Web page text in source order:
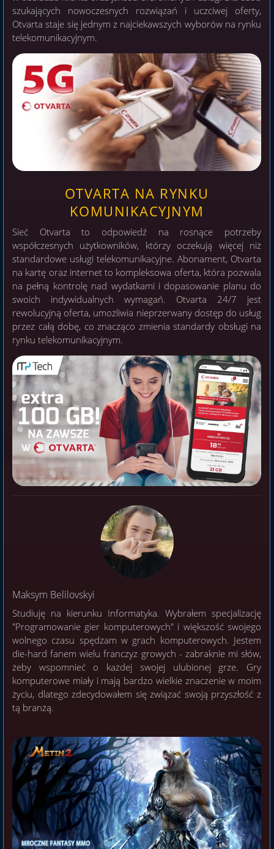
szukających nowoczesnych rozwiązań i uczciwej oferty,
Otvarta staje się jednym z najciekawszych wyborów na rynku
telekomunikacyjnym.
OTVARTA NA RYNKU
KOMUNIKACYJNYM
Sieć Otvarta to odpowiedź na rosnące potrzeby
współczesnych użytkowników, którzy oczekują więcej niż
standardowe usługi telekomunikacyjne. Abonament, Otvarta
na kartę oraz internet to kompleksowa oferta, która pozwala
na pełną kontrolę nad wydatkami i dopasowanie planu do
swoich indywidualnych wymagań. Otvarta 24/7 jest
rewolucyjną oferta, umożliwia nieprzerwany dostęp do usług
przez całą dobę, co znacząco zmienia standardy obsługi na
rynku telekomunikacyjnym.
Maksym Belilovskyi
Studiuję na kierunku Informatyka. Wybrałem specjalizację
"Programowanie gier komputerowych" i większość swojego
wolnego czasu spędzam w grach komputerowych. Jestem
die-hard fanem wielu franczyz growych - zabraknie mi słów,
żeby wspomnieć o każdej swojej ulubionej grze. Gry
komputerowe miały i mają bardzo wielkie znaczenie w moim
życiu, dlatego zdecydowałem się związać swoją przyszłość z
tą branżą.